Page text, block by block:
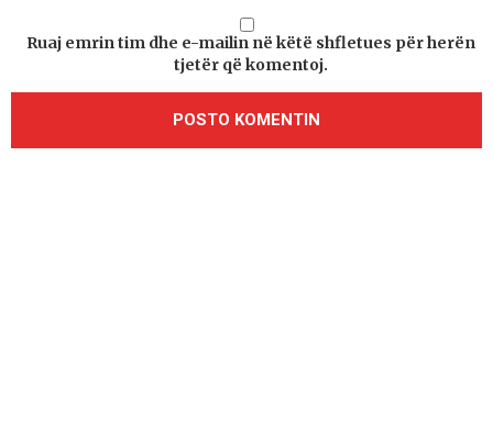
Ruaj emrin tim dhe e-mailin në këtë shfletues për herën
tjetër që komentoj.